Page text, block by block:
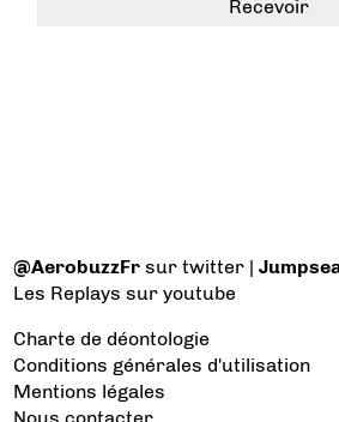
@AerobuzzFr sur twitter |
Les Replays sur youtube
Charte de déontologie
Conditions générales d'utilisation
Mentions légales